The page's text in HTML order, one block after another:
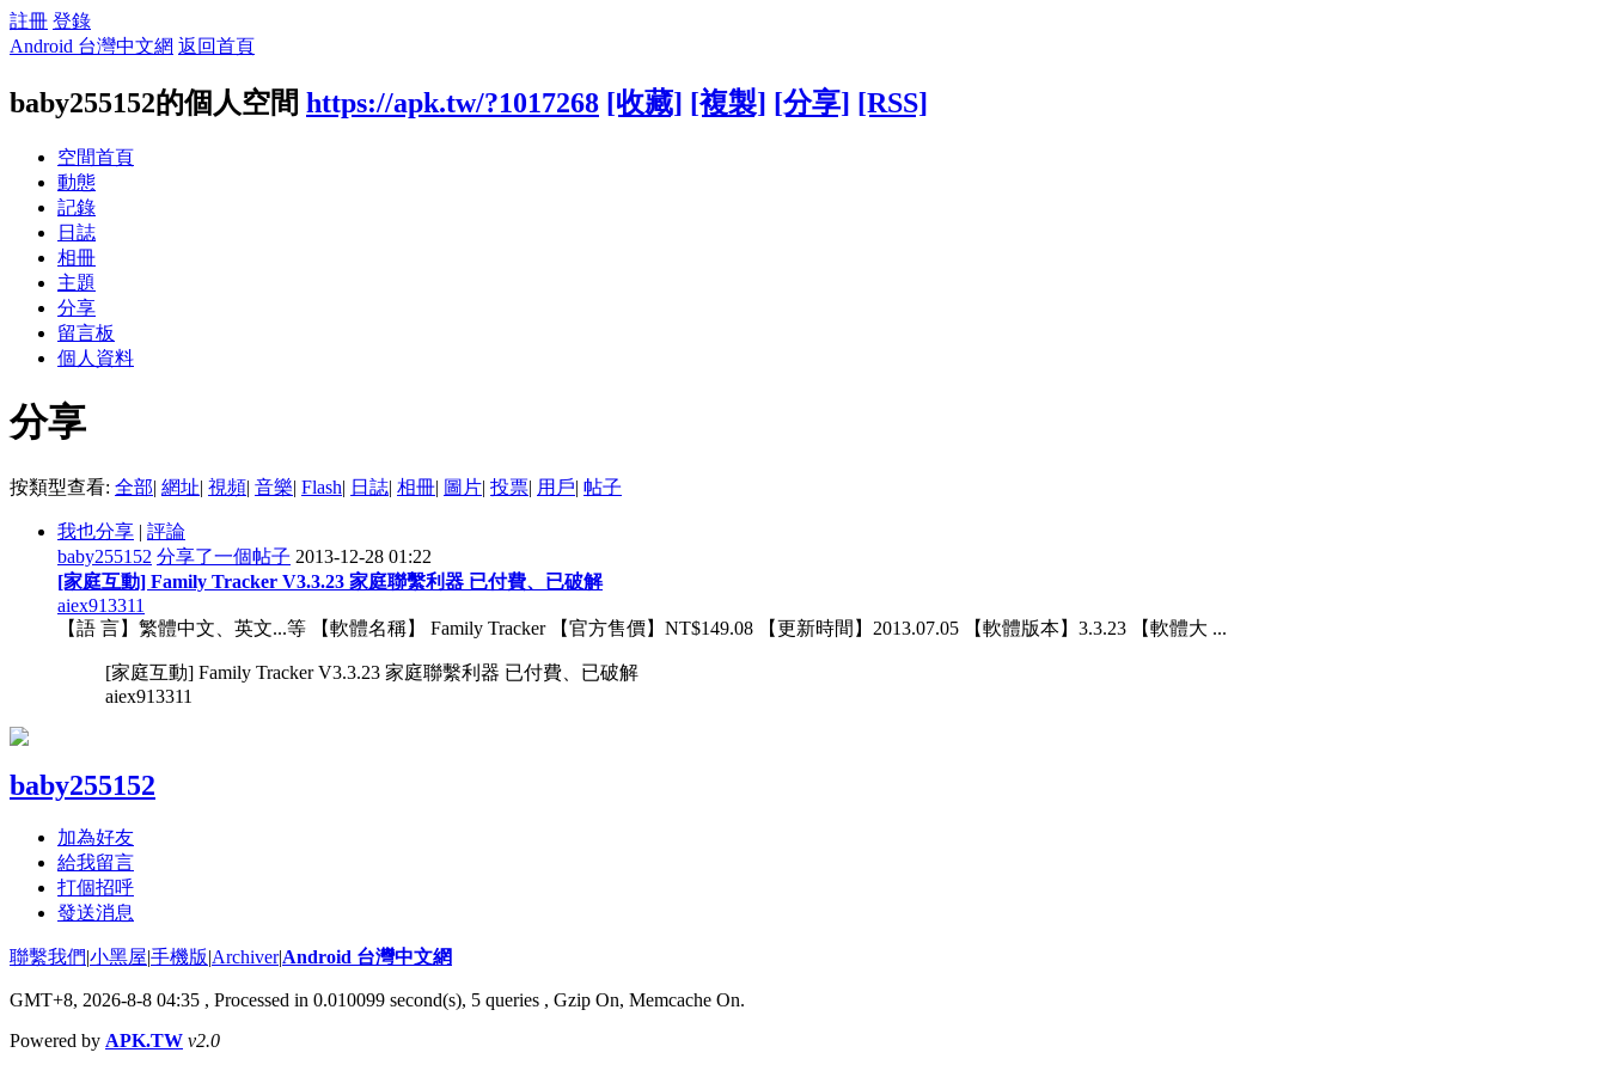
註冊 登錄
Android 台灣中文網 返回首頁
baby255152的個人空間 https://apk.tw/?1017268 [收藏] [複製] [分享] [RSS]
空間首頁
動態
記錄
日誌
相冊
主題
分享
留言板
個人資料
分享
按類型查看: 全部| 網址| 視頻| 音樂| Flash| 日誌| 相冊| 圖片| 投票| 用戶| 帖子
我也分享 | 評論
baby255152 分享了一個帖子 2013-12-28 01:22
[家庭互動] Family Tracker V3.3.23 家庭聯繫利器 已付費、已破解
aiex913311
【語 言】繁體中文、英文...等 【軟體名稱】 Family Tracker 【官方售價】NT$149.08 【更新時間】2013.07.05 【軟體版本】3.3.23 【軟體大 ...
[家庭互動] Family Tracker V3.3.23 家庭聯繫利器 已付費、已破解
aiex913311
baby255152
加為好友
給我留言
打個招呼
發送消息
聯繫我們|小黑屋|手機版|Archiver|Android 台灣中文網
GMT+8, 2026-8-8 04:35 , Processed in 0.010099 second(s), 5 queries , Gzip On, Memcache On.
Powered by APK.TW v2.0